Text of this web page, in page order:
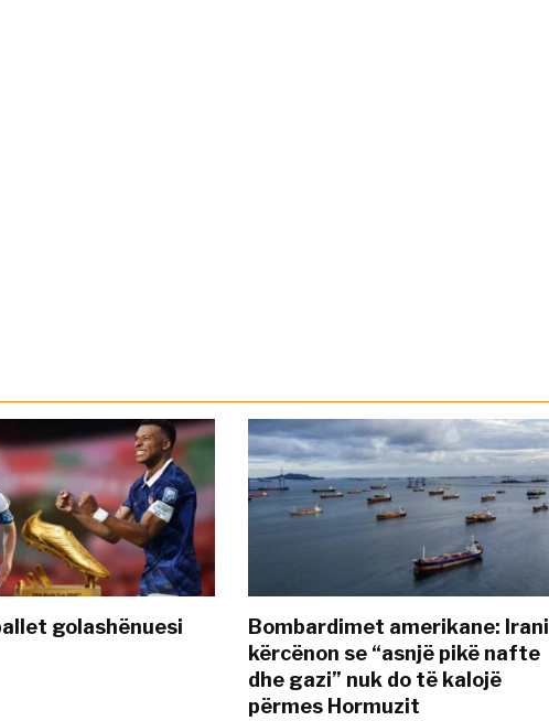
golashënuesi
Bombardimet amerikane: Irani
kërcënon se “asnjë pikë nafte
dhe gazi” nuk do të kalojë
përmes Hormuzit